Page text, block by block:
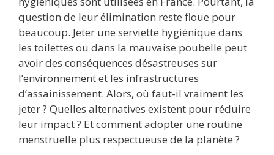
b
o
o
k
er l di
t
bl
r
e
dI
n
s
A
p
p
g
er
question de leur élimination reste floue pour
beaucoup. Jeter une serviette hygiénique dans
les toilettes ou dans la mauvaise poubelle peut
avoir des conséquences désastreuses sur
l’environnement et les infrastructures
d’assainissement. Alors, où faut-il vraiment les
jeter ? Quelles alternatives existent pour réduire
leur impact ? Et comment adopter une routine
menstruelle plus respectueuse de la planète ?